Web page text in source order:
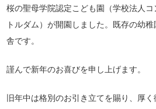
桜の聖母学院認定こども園（学校法人
トルダム）が開園しました。既存の幼
舎です。
謹んで新年のお喜びを申し上げます。
旧年中は格別のお引き立てを賜り、厚く